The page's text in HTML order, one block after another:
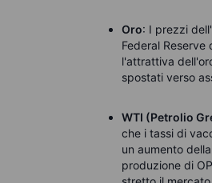
Oro: I prezzi
Federal
l'attrattiva
spostati verso
WTI (Petrolio
che i tassi di
un aumento
produzione di